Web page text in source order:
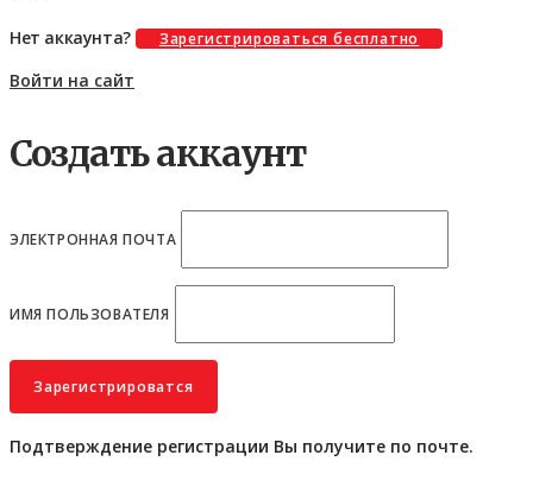
Нет аккаунта? Зарегистрироваться бесплатно
Войти на сайт
Создать аккаунт
ЭЛЕКТРОННАЯ ПОЧТА
ИМЯ ПОЛЬЗОВАТЕЛЯ
Подтверждение регистрации Вы получите по почте.